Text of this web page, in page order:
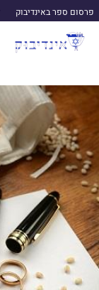
פרסום ספר באינדיבוק